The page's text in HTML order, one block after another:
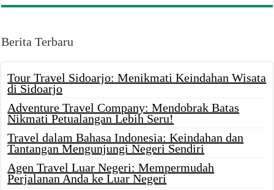
Berita Terbaru
Tour Travel Sidoarjo: Menikmati Keindahan Wisata
di Sidoarjo
Adventure Travel Company: Mendobrak Batas
Nikmati Petualangan Lebih Seru!
Travel dalam Bahasa Indonesia: Keindahan dan
Tantangan Mengunjungi Negeri Sendiri
Agen Travel Luar Negeri: Mempermudah
Perjalanan Anda ke Luar Negeri